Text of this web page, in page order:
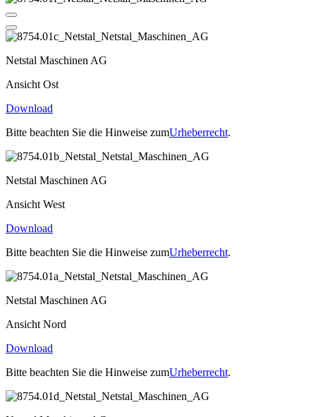
Netstal Maschinen AG
Ansicht Ost
Download
Bitte beachten Sie die Hinweise zumUrheberrecht.
Netstal Maschinen AG
Ansicht West
Download
Bitte beachten Sie die Hinweise zumUrheberrecht.
Netstal Maschinen AG
Ansicht Nord
Download
Bitte beachten Sie die Hinweise zumUrheberrecht.